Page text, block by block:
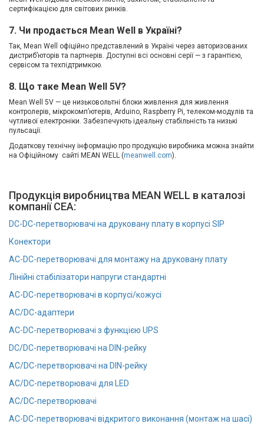
сертифікацією для світових ринків.
7. Чи продається Mean Well в Україні?
Так, Mean Well офіційно представлений в Україні через авторизованих
дистриб’юторів та партнерів. Доступні всі основні серії — з гарантією,
сервісом та техпідтримкою.
8. Що таке Mean Well 5V?
Mean Well 5V — це низьковольтні блоки живлення для живлення
контролерів, мікрокомп’ютерів, Arduino, Raspberry Pi, телеком-модулів та
чутливої електроніки. Забезпечують ідеальну стабільність та низькі
пульсації.
Додаткову технічну інформацію про продукцію виробника можна знайти
на Офіційному сайті MEAN WELL (meanwell.com).
Продукція виробництва MEAN WELL в каталозі
компанії СЕА:
DC-DC-перетворювачі на друковану плату в корпусі SIP
Конектори
AC-DC-перетворювачі для монтажу на друковану плату
Лінійні стабілізатори напруги стандартні
AC-DC-перетворювачі в корпусі/кожусі
AC/DC-адаптери
AC-DC-перетворювачі з функцією UPS
DC/DC-перетворювачі на DIN-рейку
AC/DC-перетворювачі на DIN-рейку
AC/DC-перетворювачі для LED
AC/DC-перетворювачі
AC-DC-перетворювачі відкритого виконання (монтаж на шасі)